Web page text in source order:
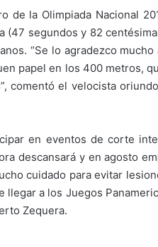
de la Olimpiada Nacional
(47 segundos y 82
“Se lo agradezco mucho
papel en los 400 metros,
comentó el velocista
en eventos de corte
descansará y en agosto
cuidado para evitar
llegar a los Juegos
Zequera.